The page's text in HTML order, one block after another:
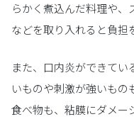
らかく煮込んだ料理や
などを取り入れると負担
また、口内炎ができて
いものや刺激が強いもの
食べ物も、粘膜にダメー